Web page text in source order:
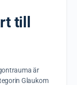
till
är
Glaukom